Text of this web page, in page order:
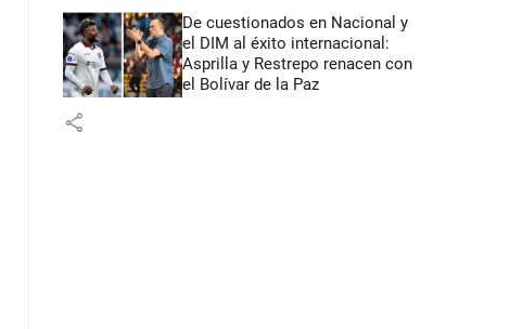
De cuestionados en Nacional y
el DIM al éxito internacional:
Asprilla y Restrepo renacen con
el Bolívar de la Paz
share